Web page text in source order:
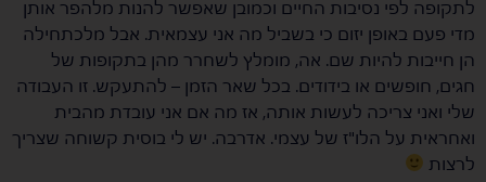
לתקופה לפי נסיבות החיים וכמובן שאפשר להנות מלהפר אותן
מדי פעם באופן יזום כי בשביל מה אני עצמאית. אבל מלכתחילה
הן חייבות להיות שם. אה, מומלץ לשחרר מהן בתקופות של
חגים, חופשים או בידודים. בכל שאר הזמן – להתעקש. זו העבודה
שלי ואני צריכה לעשות אותה, אז מה אם אני עובדת מהבית
ואחראית על הלו"ז של עצמי. אדרבה. יש לי בוסית קשוחה שצריך
לרצות